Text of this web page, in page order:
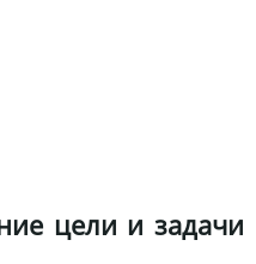
цели и задачи